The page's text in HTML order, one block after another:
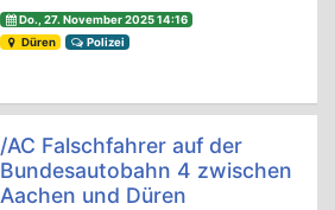
Do., 27. November 2025 14:16
Düren
Polizei
/AC Falschfahrer auf der
Bundesautobahn 4 zwischen
Aachen und Düren